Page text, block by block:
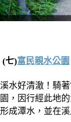
(七)富民親水公園
溪水好清澈！騎
園，因行經此地
形成潭水，並在